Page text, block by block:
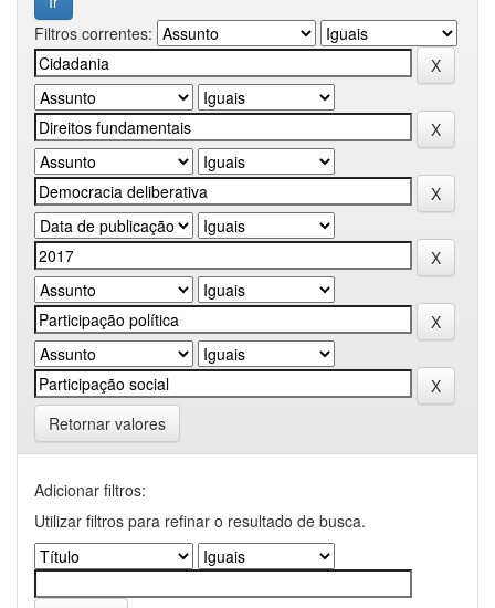
Filtros correntes:
Retornar valores
Adicionar filtros:
Utilizar filtros para refinar o resultado de busca.